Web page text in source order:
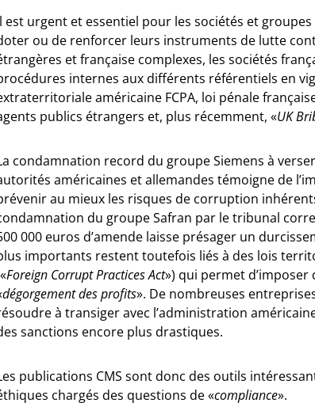
est urgent et essentiel pour les sociétés et
ou de renforcer leurs instruments de lutte
et française complexes, les sociétés
internes aux différents référentiels en
américaine FCPA, loi pénale
publics étrangers et, plus récemment, «UK
condamnation record du groupe Siemens à
américaines et allemandes témoigne de
au mieux les risques de corruption
du groupe Safran par le tribunal
000 euros d’amende laisse présager un
importants restent toutefois liés à des lois
Foreign Corrupt Practices Act») qui permet
dégorgement des profits». De nombreuses
à transiger avec l’administration
sanctions encore plus drastiques.
publications CMS sont donc des outils
chargés des questions de «compliance».